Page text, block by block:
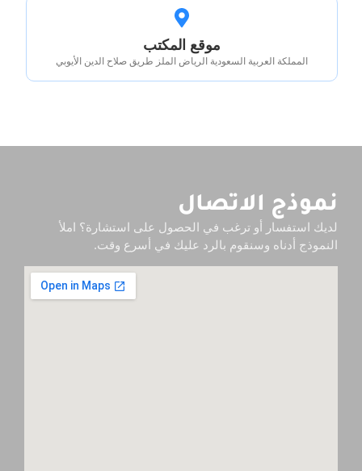
موقع المكتب
المملكة العربية السعودية الرياض الملز طريق صلاح الدين الأيوبي
نموذج الاتصال
لديك استفسار أو ترغب في الحصول على استشارة؟ املأ
النموذج أدناه وسنقوم بالرد عليك في أسرع وقت.